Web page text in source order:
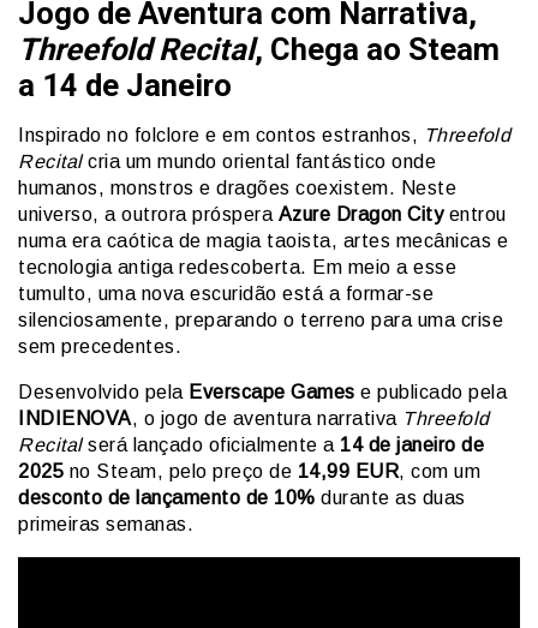
Jogo de Aventura com Narrativa,
Threefold Recital, Chega ao Steam
a 14 de Janeiro
Inspirado no folclore e em contos estranhos, Threefold
Recitalcria um mundo oriental fantástico onde
humanos, monstros e dragões coexistem. Neste
universo, a outrora próspera Azure Dragon Cityentrou
numa era caótica de magia taoista, artes mecânicas e
tecnologia antiga redescoberta. Em meio a esse
tumulto, uma nova escuridão está a formar-se
silenciosamente, preparando o terreno para uma crise
sem precedentes.
Desenvolvido pela Everscape Games e publicado pela
INDIENOVA, o jogo de aventura narrativa Threefold
Recitalserá lançado oficialmente a 14 de janeiro de
2025 no Steam, pelo preço de 14,99 EUR, com um
desconto de lançamento de 10% durante as duas
primeiras semanas.